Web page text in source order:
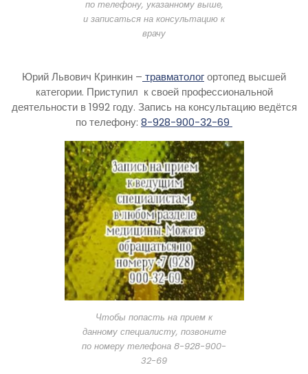
по телефону, указанному выше,
и записаться на консультацию к
врачу
Юрий Львович Кринкин – травматологортопед высшей
категории. Приступил к своей профессиональной
деятельности в 1992 году. Запись на консультацию ведётся
по телефону: 8-928-900-32-69
Чтобы попасть на прием к
данному специалисту, позвоните
по номеру телефона 8-928-900-
32-69